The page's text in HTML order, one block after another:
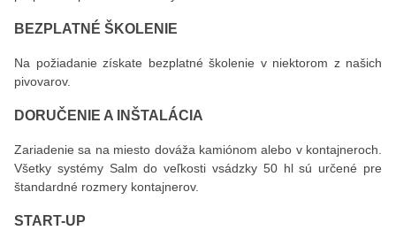
BEZPLATNÉ ŠKOLENIE
Na požiadanie získate bezplatné školenie v niektorom z našich
pivovarov.
DORUČENIE A INŠTALÁCIA
Zariadenie sa na miesto dováža kamiónom alebo v kontajneroch.
Všetky systémy Salm do veľkosti vsádzky 50 hl sú určené pre
štandardné rozmery kontajnerov.
START-UP